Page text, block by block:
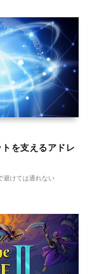
を支えるアドレ
避けては通れない